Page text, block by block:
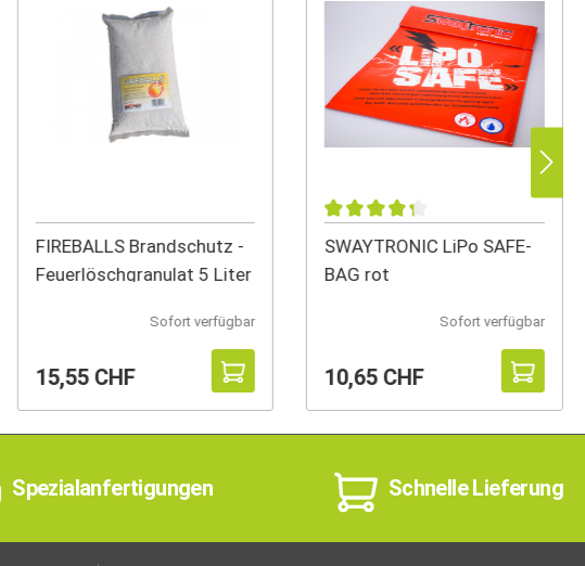
FIREBALLS Brandschutz -
Feuerlöschgranulat 5 Liter
Sofort verfügbar
15,55 CHF
SWAYTRONIC LiPo SAFE-
BAG rot
Sofort verfügbar
10,65 CHF
Spezialanfertigungen Schnelle Lieferung